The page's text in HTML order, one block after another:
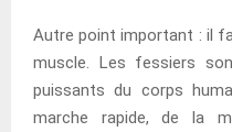
Autre point important : il
muscle. Les fessiers
puissants du corps
marche rapide, de la